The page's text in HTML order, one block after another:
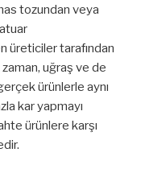
tozundan veya
üreticiler tarafından
zaman, uğraş ve de
ürünlerle aynı
kar yapmayı
ürünlere karşı